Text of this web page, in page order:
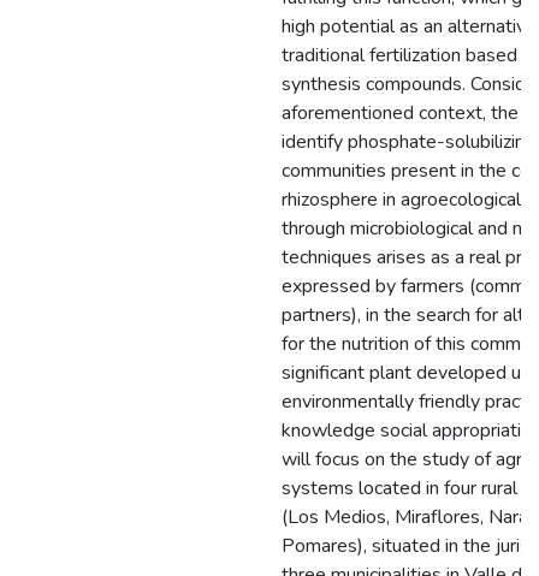
high potential as an
traditional fertilization based
synthesis compounds.
aforementioned context, the
identify phosphate-
communities present in the
rhizosphere in agroecological
through microbiological and
techniques arises as a real
expressed by farmers
partners), in the search for
for the nutrition of this
significant plant developed
environmentally friendly
knowledge social
will focus on the study of
systems located in four rural
(Los Medios, Miraflores,
Pomares), situated in the